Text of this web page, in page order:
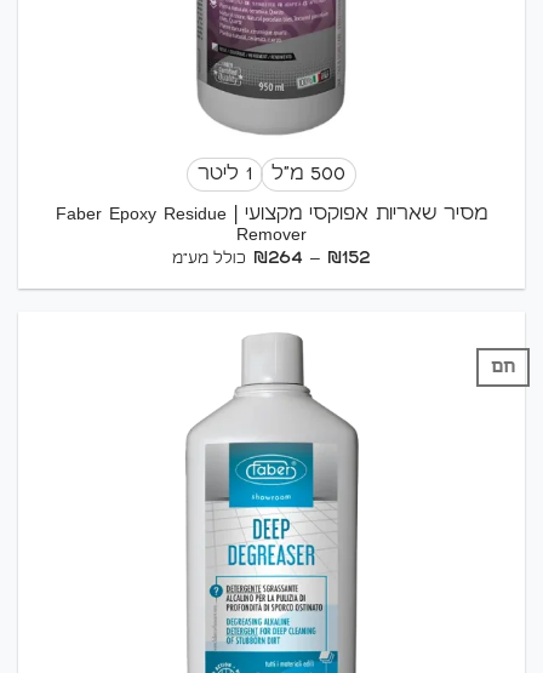
500 מ"ל
1 ליטר
מסיר שאריות אפוקסי מקצועי | Faber Epoxy Residue
Remover
₪152
–
₪264 טווח
כולל מע"מ
חם